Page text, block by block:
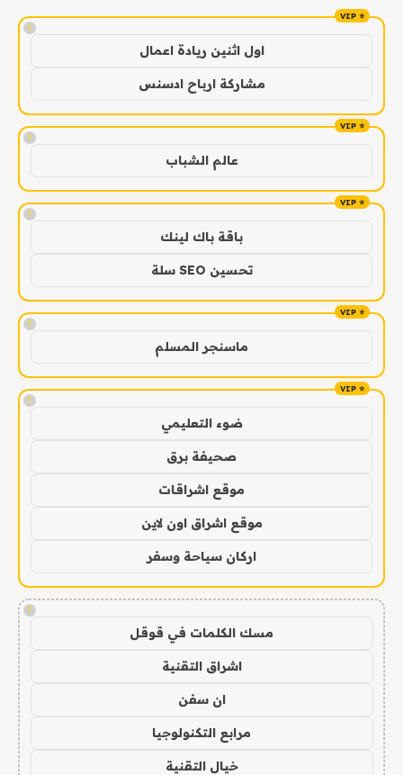
!
اول اثنين ريادة اعمال
مشاركة ارباح ادسنس
!
عالم الشباب
!
باقة باك لينك
تحسين SEO سلة
!
ماسنجر المسلم
!
ضوء التعليمي
صحيفة برق
موقع اشراقات
موقع اشراق اون لاين
اركان سياحة وسفر
!
مسك الكلمات في قوقل
اشراق التقنية
ان سفن
مرابع التكنولوجيا
خيال التقنية